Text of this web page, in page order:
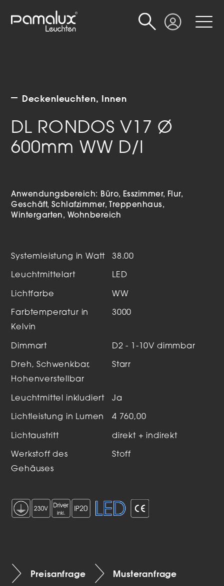
Login
Suche
Deckenleuchten Innen
DL RONDOS V17 Ø
600mm WW D/I
Anwendungsbereich: Büro Esszimmer
Flur
Geschäft Schlafzimmer
Treppenhaus
Wintergarten
Wohnbereich
Systemleistung in Watt 38.00
Leuchtmittelart LED
Lichtfarbe WW
Farbtemperatur in
Kelvin
3000
Dimmart D2 - 1-10V dimmbar
Dreh, Schwenkbar,
Hohenverstellbar
Starr
Leuchtmittel inkludiert Ja
Lichtleistung in Lumen 4 760,00
Lichtaustritt direkt + indirekt
Werkstoff des
Gehäuses
Stoff
Preisanfrage Musteranfrage